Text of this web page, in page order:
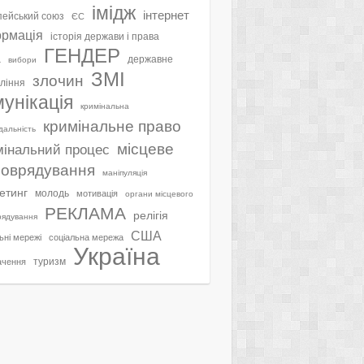
союз ЄС імідж інтернет
історія держави і права
вибори ГЕНДЕР державне
злочин ЗМІ
кримінальна
кримінальне право
процес місцеве
маніпуляція
молодь мотивація органи місцевого
РЕКЛАМА релігія
мережі соціальна мережа США
туризм Україна